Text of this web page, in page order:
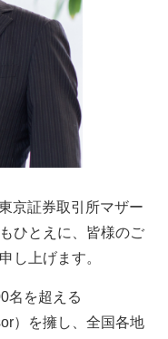
京証券取引所マザー
ひとえに、皆様のご
し上げます。
名を超える
）を擁し、全国各地